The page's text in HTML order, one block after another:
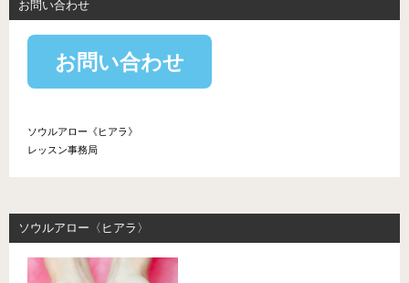
お問い合わせ
お問い合わせ
ソウルアロー《ヒアラ》
レッスン事務局
ソウルアロー〈ヒアラ〉